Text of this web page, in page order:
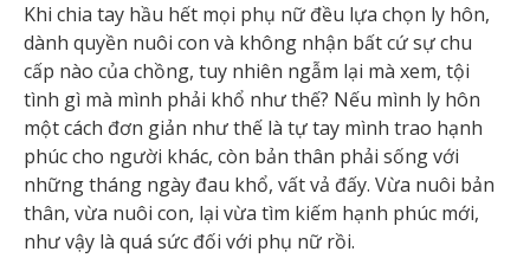
Khi chia tay hầu hết mọi phụ nữ đều lựa chọn ly hôn,
dành quyền nuôi con và không nhận bất cứ sự chu
cấp nào của chồng, tuy nhiên ngẫm lại mà xem, tội
tình gì mà mình phải khổ như thế? Nếu mình ly hôn
một cách đơn giản như thế là tự tay mình trao hạnh
phúc cho người khác, còn bản thân phải sống với
những tháng ngày đau khổ, vất vả đấy. Vừa nuôi bản
thân, vừa nuôi con, lại vừa tìm kiếm hạnh phúc mới,
như vậy là quá sức đối với phụ nữ rồi.